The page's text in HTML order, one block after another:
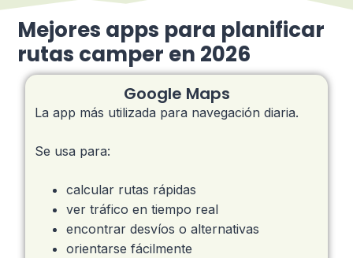
Mejores apps para planificar
rutas camper en 2026
Google Maps
La app más utilizada para navegación diaria.
Se usa para:
calcular rutas rápidas
ver tráfico en tiempo real
encontrar desvíos o alternativas
orientarse fácilmente